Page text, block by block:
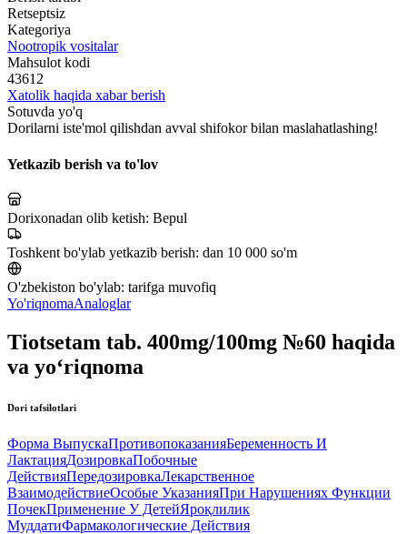
Retseptsiz
Kategoriya
Nootropik vositalar
Mahsulot kodi
43612
Xatolik haqida xabar berish
Sotuvda yo'q
Dorilarni iste'mol qilishdan avval shifokor bilan maslahatlashing!
Yetkazib berish va to'lov
Dorixonadan olib ketish: Bepul
Toshkent bo'ylab yetkazib berish: dan 10 000 so'm
O'zbekiston bo'ylab: tarifga muvofiq
Yo'riqnomaAnaloglar
Tiotsetam tab. 400mg/100mg №60 haqida
va yo‘riqnoma
Dori tafsilotlari
Форма ВыпускаПротивопоказанияБеременность И
ЛактацияДозировкаПобочные
ДействияПередозировкаЛекарственное
ВзаимодействиеОсобые УказанияПри Нарушениях Функции
ПочекПрименение У ДетейЯроқлилик
МуддатиФармакологические Действия